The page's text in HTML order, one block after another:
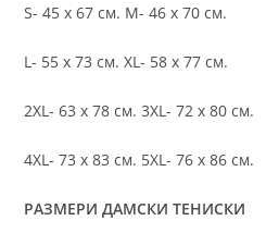
S- 45 х 67 см. M- 46 х 70 см.
L- 55 х 73 см. XL- 58 х 77 см.
2XL- 63 х 78 см. 3XL- 72 х 80 см.
4XL- 73 х 83 см. 5XL- 76 х 86 см.
РАЗМЕРИ ДАМСКИ ТЕНИСКИ